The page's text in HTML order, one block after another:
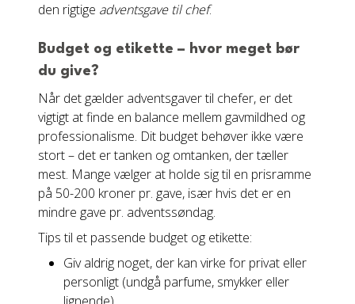
den rigtige adventsgave til chef.
Budget og etikette – hvor meget bør
du give?
Når det gælder adventsgaver til chefer, er det
vigtigt at finde en balance mellem gavmildhed og
professionalisme. Dit budget behøver ikke være
stort – det er tanken og omtanken, der tæller
mest. Mange vælger at holde sig til en prisramme
på 50-200 kroner pr. gave, især hvis det er en
mindre gave pr. adventssøndag.
Tips til et passende budget og etikette:
Giv aldrig noget, der kan virke for privat eller
personligt (undgå parfume, smykker eller